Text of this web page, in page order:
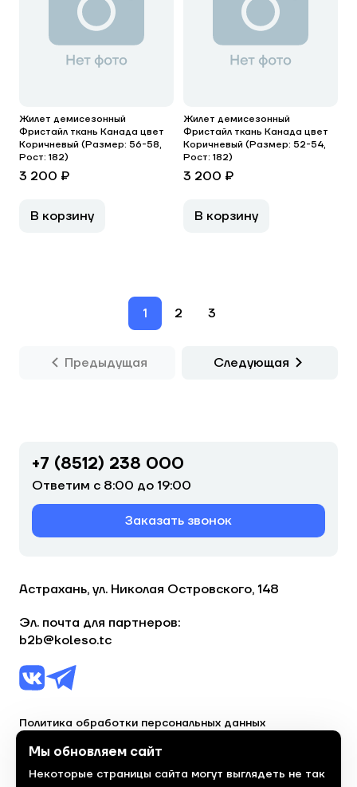
Жилет демисезонный
Фристайл ткань Канада цвет
Коричневый (Размер: 56-58,
Рост: 182)
3 200 ₽
В корзину
Жилет демисезонный
Фристайл ткань Канада цвет
Коричневый (Размер: 52-54,
Рост: 182)
3 200 ₽
В корзину
1 2 3
Предыдущая Следующая
+7 (8512) 238 000
Ответим с 8:00 до 19:00
Заказать звонок
Астрахань, ул. Николая Островского, 148
Эл. почта для партнеров:
b2b@koleso.tc
Политика обработки персональных данных
© 2023, торгово-сервисная сеть «Колесо»
Мы обновляем сайт
Некоторые страницы сайта могут выглядеть не так